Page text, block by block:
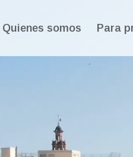
Quienes somos Para